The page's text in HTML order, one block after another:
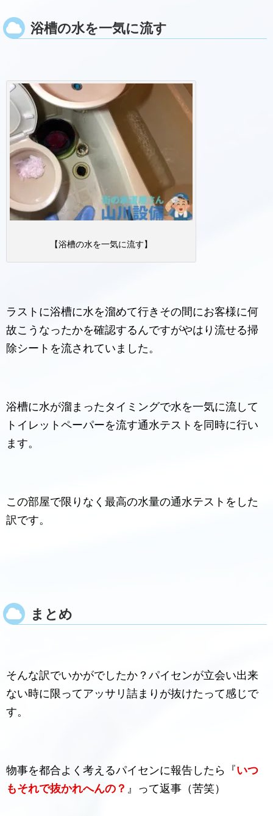
浴槽の水を一気に流す
【浴槽の水を一気に流す】
ラストに浴槽に水を溜めて行きその間にお客様に何
故こうなったかを確認するんですがやはり流せる掃
除シートを流されていました。
浴槽に水が溜まったタイミングで水を一気に流して
トイレットペーパーを流す通水テストを同時に行い
ます。
この部屋で限りなく最高の水量の通水テストをした
訳です。
まとめ
そんな訳でいかがでしたか？パイセンが立会い出来
ない時に限ってアッサリ詰まりが抜けたって感じで
す。
物事を都合よく考えるパイセンに報告したら『いつ
もそれで抜かれへんの？ 』って返事（苦笑）